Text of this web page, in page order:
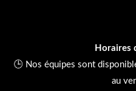
Horaires
🕒 Nos équipes sont
au